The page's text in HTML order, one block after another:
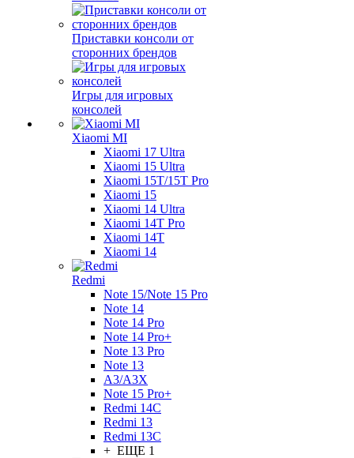
Приставки консоли от
сторонних брендов
Игры для игровых
консолей
Xiaomi MI
Xiaomi 17 Ultra
Xiaomi 15 Ultra
Xiaomi 15T/15T Pro
Xiaomi 15
Xiaomi 14 Ultra
Xiaomi 14T Pro
Xiaomi 14T
Xiaomi 14
Redmi
Note 15/Note 15 Pro
Note 14
Note 14 Pro
Note 14 Pro+
Note 13 Pro
Note 13
A3/A3X
Note 15 Pro+
Redmi 14C
Redmi 13
Redmi 13C
+ ЕЩЕ 1